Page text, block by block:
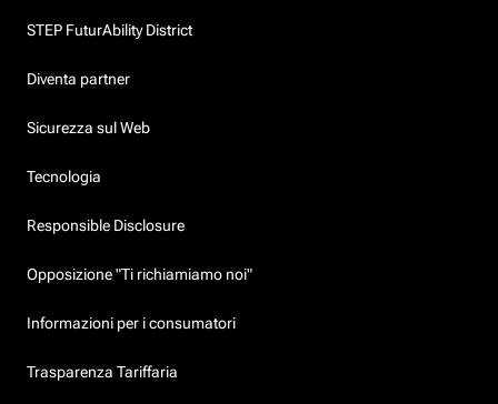
STEP FuturAbility District
Diventa partner
Sicurezza sul Web
Tecnologia
Responsible Disclosure
Opposizione "Ti richiamiamo noi"
Informazioni per i consumatori
Trasparenza Tariffaria